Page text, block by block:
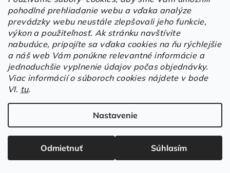
pohodlné prehliadanie webu a vďaka analýze
prevádzky webu neustále zlepšovali jeho funkcie,
výkon a použiteľnosť. Ak stránku navštívite
nabudúce, pripojíte sa vďaka cookies na ňu rýchlejšie
a náš web Vám ponúkne relevantné informácie a
jednoduchšie vyplnenie údajov počas objednávky.
Viac informácií o súboroch cookies nájdete v bode
VI. tu.
Nastavenie
Odmietnuť Súhlasím
Prihlásiť sa
Facebook
eshop@elstrote.sk
0910 901 579
0911 542 930